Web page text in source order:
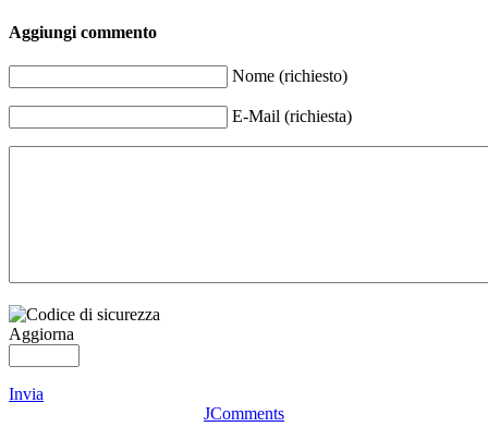
Aggiungi commento
Nome (richiesto)
E-Mail (richiesta)
Aggiorna
Invia
JComments